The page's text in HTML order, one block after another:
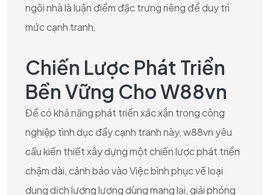
ngôi nhà là luận điểm đặc trưng riêng để duy trì
mức cạnh tranh.
Chiến Lược Phát Triển
Bền Vững Cho W88vn
Để có khả năng phát triển xác xắn trong công
nghiệp tình dục đầy cạnh tranh này, w88vn yêu
cầu kiến thiết xây dựng một chiến lược phát triển
chậm dài, cảnh báo vào Việc bình phục về loại
dung dịch lượng lượng dùng mang lại, giải phóng